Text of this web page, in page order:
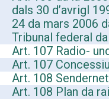
dals 30 d’avrigl
24 da mars 2006
Tribunal federal
Art. 107 Radio-
Art. 107
Art. 108
Art. 108 Plan da